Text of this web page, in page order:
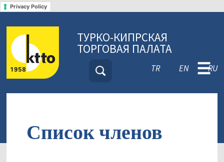
Privacy Policy
ТУРКО-КИПРСКАЯ
ТОРГОВАЯ ПАЛАТА
TR EN RU
☰
Список членов